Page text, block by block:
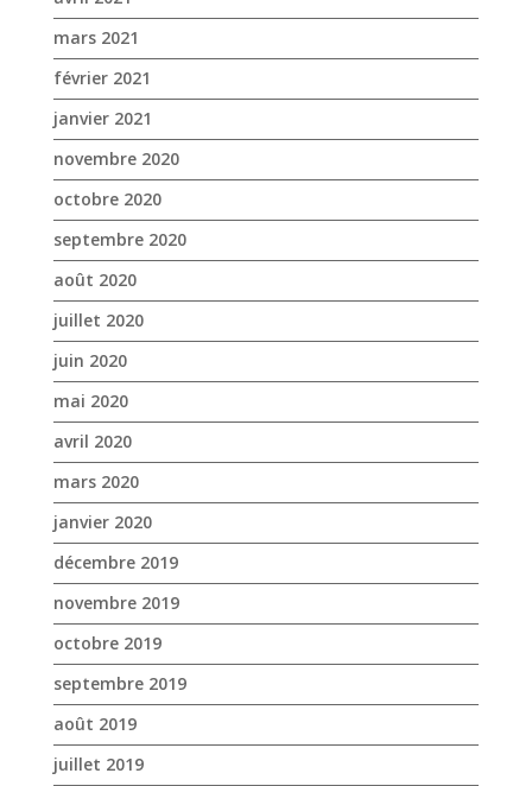
octobre 2020
septembre 2020
août 2020
juillet 2020
juin 2020
mai 2020
avril 2020
mars 2020
janvier 2020
décembre 2019
novembre 2019
octobre 2019
septembre 2019
août 2019
juillet 2019
juin 2019
mai 2019
avril 2019
mars 2019
février 2019